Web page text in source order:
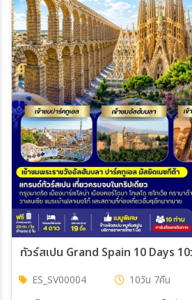
ทัวร์สเปน Grand Spain 10 Days
ES_SV00004 10วัน 7คืน